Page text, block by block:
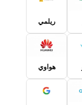
ريلمي
هواوي